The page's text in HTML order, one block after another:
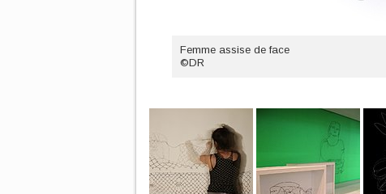
Femme assise de face
©DR